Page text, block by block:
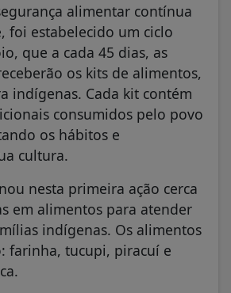
alimentar contínua
foi estabelecido um ciclo
que a cada 45 dias, as
os kits de alimentos,
indígenas. Cada kit contém
consumidos pelo povo
os hábitos e
cultura.
nesta primeira ação cerca
em alimentos para atender
indígenas. Os alimentos
farinha, tucupi, piracuí e